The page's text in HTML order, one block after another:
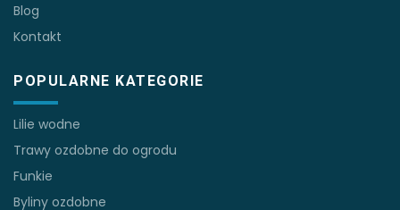
Blog
Kontakt
POPULARNE KATEGORIE
Lilie wodne
Trawy ozdobne do ogrodu
Funkie
Byliny ozdobne